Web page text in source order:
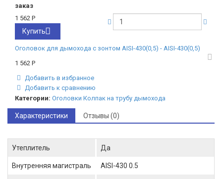
заказ
1 562 Р
Купить
Оголовок для дымохода с зонтом AISI-430(0,5) - AISI-430(0,5)
1 562 Р
Добавить в избранное
Добавить к сравнению
Категории: Оголовки Колпак на трубу дымохода
Характеристики Отзывы (0)
Утеплитель Да
Внутренняя магистраль AISI-430 0.5